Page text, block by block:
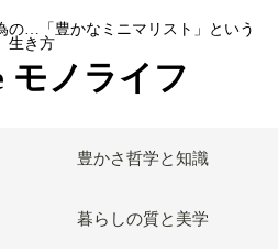
の…「豊かなミニマリスト」という
生き方
モノライフ
豊かさ哲学と知識
暮らしの質と美学